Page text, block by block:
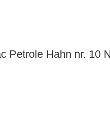
Petrole Hahn nr. 10